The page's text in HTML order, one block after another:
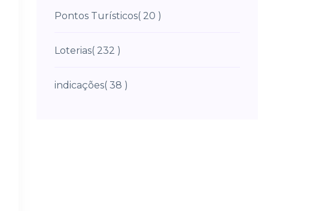
Pontos Turísticos( 20 )
Loterias( 232 )
indicações( 38 )